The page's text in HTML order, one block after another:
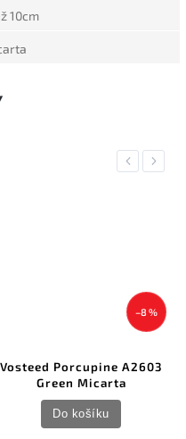
10cm
Previous
–8 %
Vosteed Porcupine A2603
Green Micarta
Do košíku
Next